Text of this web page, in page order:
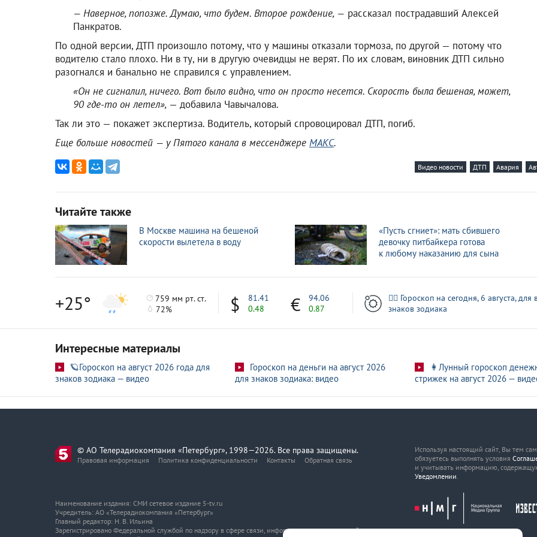
— Наверное, попозже. Думаю, что будем. Второе рождение, — рассказал пострадавший Алексей
Панкратов.
По одной версии, ДТП произошло потому, что у машины отказали тормоза, по другой — потому что
водителю стало плохо. Ни в ту, ни в другую очевидцы не верят. По их словам, виновник ДТП сильно
разогнался и банально не справился с управлением.
«Он не сигналил, ничего. Вот было видно, что он просто несется. Скорость была бешеная, может,
90 где-то он летел», — добавила Чавычалова.
Так ли это — покажет экспертиза. Водитель, который спровоцировал ДТП, погиб.
Еще больше новостей — у Пятого канала в мессенджере МАКС.
Видео новости ДТП Авария
Читайте также
В Москве машина на бешеной
скорости вылетела в воду
«Пусть сгниет»: мать сбившего
девочку питбайкера готова
к любому наказанию для сына
+25°
759 мм рт. ст.
72%
81.41
0.48
94.06
0.87
🧙‍♀ Гороскоп на сегодня, 6 августа, для
знаков зодиака
Интересные материалы
🪐Гороскоп на август 2026 года для
знаков зодиака — видео
Гороскоп на деньги на август 2026
для знаков зодиака: видео
👩Лунный гороскоп
стрижек на август 2026 —
© АО Телерадиокомпания «Петербург», 1998—2026. Все права защищены.
Правовая информация Политика конфиденциальности Контакты Обратная связь
Используя настоящий сайт, Вы тем
обязуетесь выполнять условия
и учитывать информацию,
Уведомлении.
Наименование издания: СМИ сетевое издание 5-tv.ru
Учредитель: АО «Телерадиокомпания «Петербург»
Главный редактор: Н. В. Ильина
Зарегистрировано Федеральной службой по надзору в сфере связи, информационных технологий